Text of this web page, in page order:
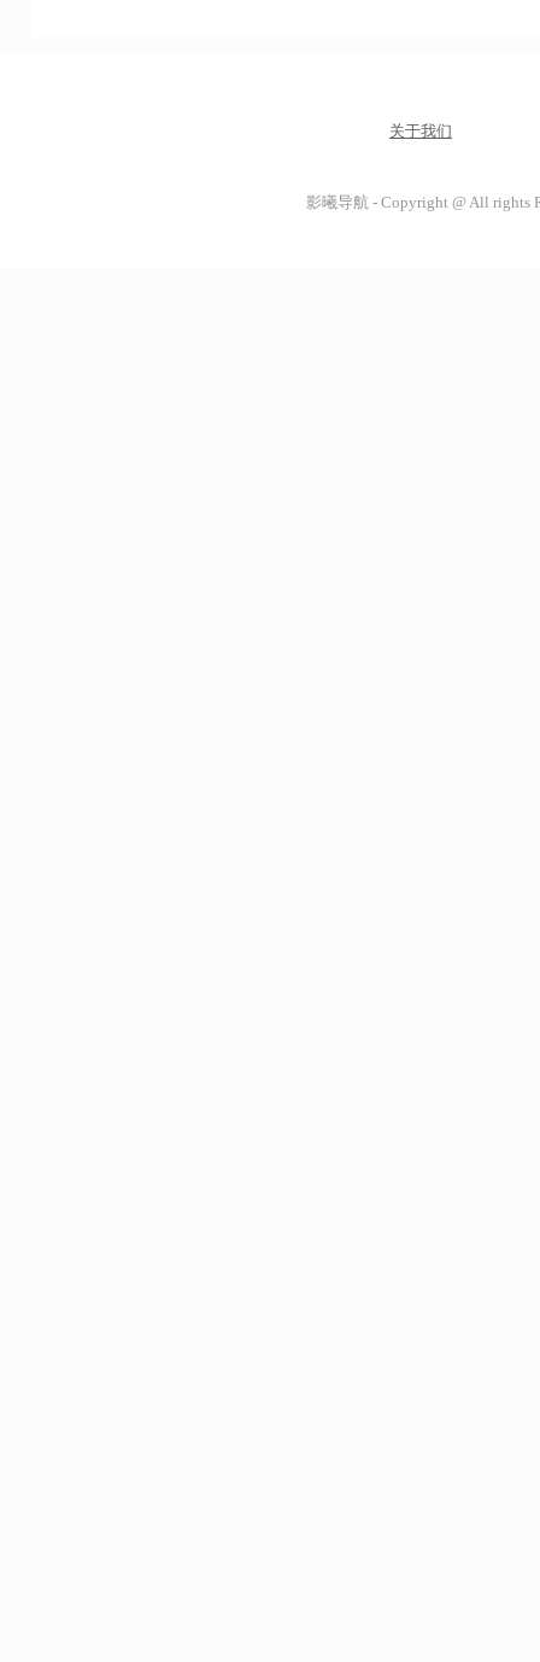
关于我们
影曦导航 - Copyright @ All rights